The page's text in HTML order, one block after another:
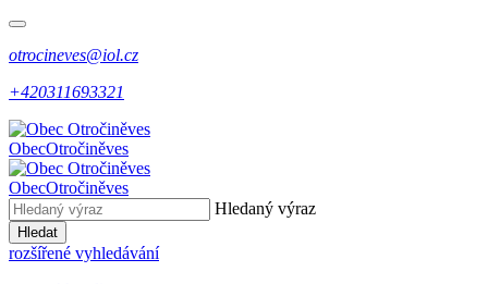
otrocineves@iol.cz
+420311693321
ObecOtročiněves
ObecOtročiněves
Hledaný výraz
Hledat
rozšířené vyhledávání